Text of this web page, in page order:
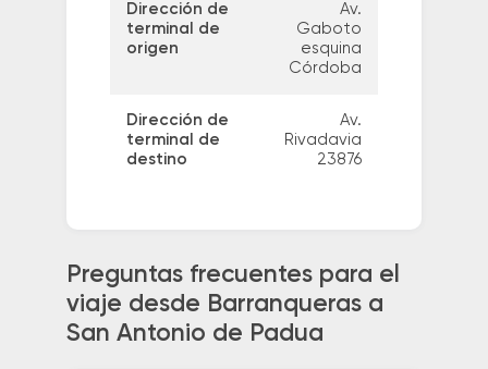
Dirección de
terminal de
origen
Av.
Gaboto
esquina
Córdoba
Dirección de
terminal de
destino
Av.
Rivadavia
23876
Preguntas frecuentes para el
viaje desde Barranqueras a
San Antonio de Padua